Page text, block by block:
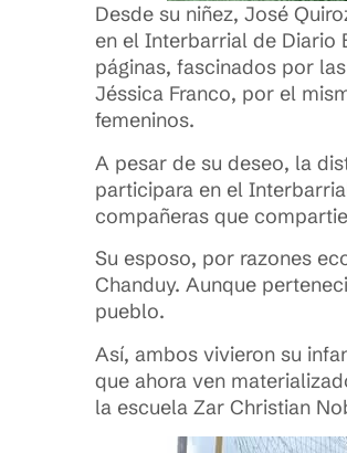
Desde su niñez, José
en el Interbarrial de Diario
páginas, fascinados por
Jéssica Franco, por el
femeninos.
A pesar de su deseo, la
participara en el
compañeras que
Su esposo, por razones
Chanduy. Aunque
pueblo.
Así, ambos vivieron su
que ahora ven
la escuela Zar Christian